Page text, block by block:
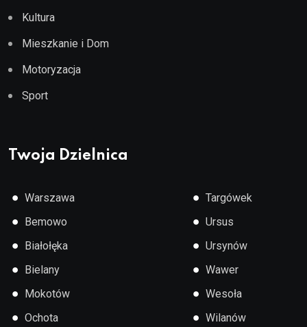
Kultura
Mieszkanie i Dom
Motoryzacja
Sport
Twoja Dzielnica
● Warszawa
● Bemowo
● Białołęka
● Bielany
● Mokotów
● Ochota
● Targówek
● Ursus
● Ursynów
● Wawer
● Wesoła
● Wilanów